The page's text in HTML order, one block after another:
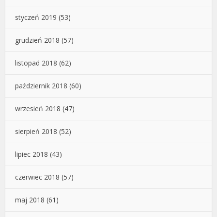
styczeń 2019 (53)
grudzień 2018 (57)
listopad 2018 (62)
październik 2018 (60)
wrzesień 2018 (47)
sierpień 2018 (52)
lipiec 2018 (43)
czerwiec 2018 (57)
maj 2018 (61)